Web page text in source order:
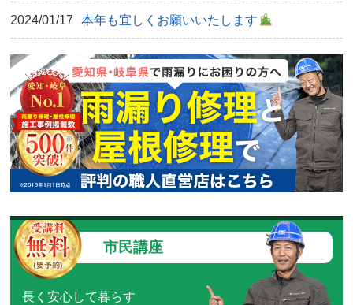
2024/01/17 本年も宜しくお願いいたします
市民講座
長く安心して暮らす